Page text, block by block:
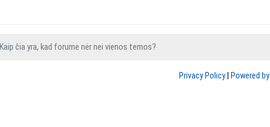
Kaip čia yra, kad forume nėr nei vienos temos?
Privacy Policy Powered